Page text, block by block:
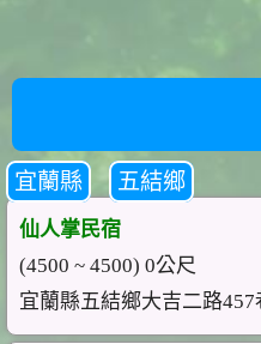
宜蘭縣 五結鄉
仙人掌民宿
(4500 ~ 4500) 0公尺
宜蘭縣五結鄉大吉二路457